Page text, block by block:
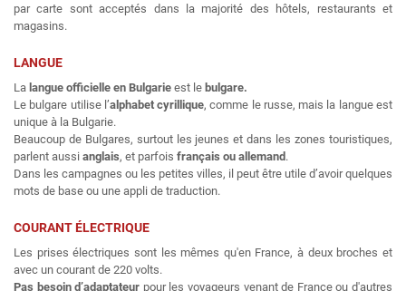
par carte sont acceptés dans la majorité des hôtels, restaurants et
magasins.
LANGUE
La langue officielle en Bulgarie est le bulgare.
Le bulgare utilise l’alphabet cyrillique, comme le russe, mais la langue est
unique à la Bulgarie.
Beaucoup de Bulgares, surtout les jeunes et dans les zones touristiques,
parlent aussi anglais, et parfois français ou allemand .
Dans les campagnes ou les petites villes, il peut être utile d’avoir quelques
mots de base ou une appli de traduction.
COURANT ÉLECTRIQUE
Les prises électriques sont les mêmes qu'en France, à deux broches et
avec un courant de 220 volts.
Pas besoin d’adaptateur pour les voyageurs venant de France ou d'autres